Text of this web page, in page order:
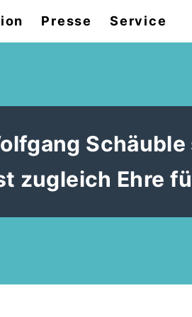
Presse Service
zugleich Ehre